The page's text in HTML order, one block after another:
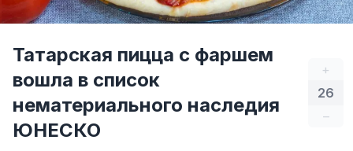
+
26
–
Татарская пицца с фаршем
вошла в список
нематериального наследия
ЮНЕСКО